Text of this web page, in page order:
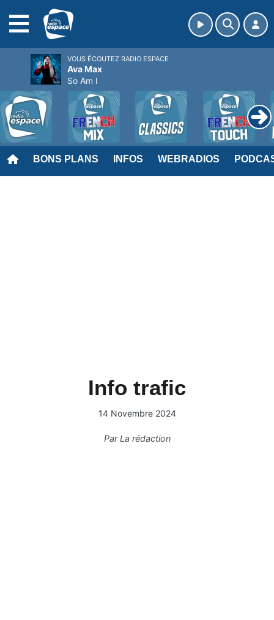
BONS PLANS INFOS WEBRADIOS
Info trafic
14 Novembre 2024
ParLa rédaction
VOUS ÉCOUTEZ RADIO ESPACE
Ava Max
So Am I